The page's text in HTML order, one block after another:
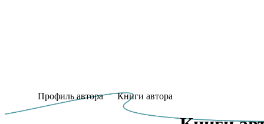
Профиль автора Книги автора